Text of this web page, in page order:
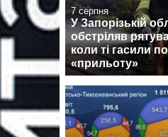
7 серпня
У Запорізькій
обстріляв
коли ті гасили
«прильоту»